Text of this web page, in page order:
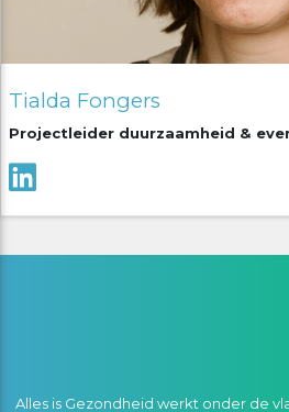
Tialda Fongers
Projectleider duurzaamheid &
Alles is Gezondheid werkt onder de